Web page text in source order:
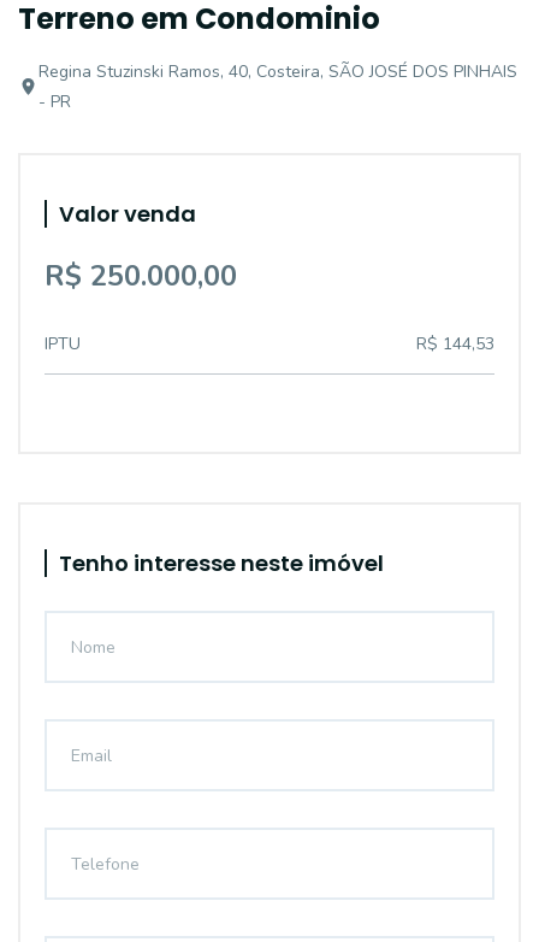
Terreno em Condominio
Regina Stuzinski Ramos, 40, Costeira, SÃO JOSÉ DOS PINHAIS
- PR
Valor venda
R$ 250.000,00
IPTU R$ 144,53
Tenho interesse neste imóvel